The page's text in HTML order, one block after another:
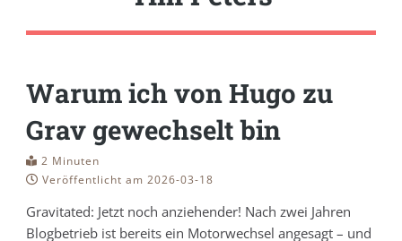
Warum ich von Hugo zu
Grav gewechselt bin
2 Minuten
Veröffentlicht am 2026-03-18
Gravitated: Jetzt noch anziehender! Nach zwei Jahren
Blogbetrieb ist bereits ein Motorwechsel angesagt – und